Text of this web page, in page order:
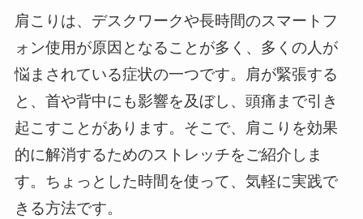
肩こりは、デスクワークや長時間のスマートフ
ォン使用が原因となることが多く、多くの人が
悩まされている症状の一つです。肩が緊張する
と、首や背中にも影響を及ぼし、頭痛まで引き
起こすことがあります。そこで、肩こりを効果
的に解消するためのストレッチをご紹介しま
す。ちょっとした時間を使って、気軽に実践で
きる方法です。